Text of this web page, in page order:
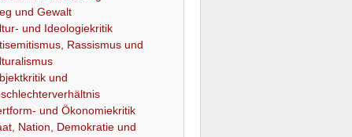
und Gewalt
und Ideologiekritik
Rassismus und
und
und Ökonomiekritik
Nation, Demokratie und